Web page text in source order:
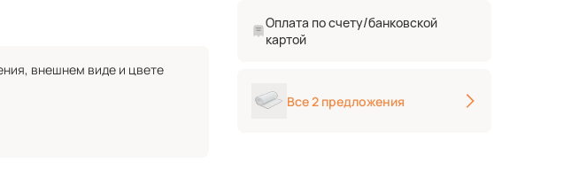
Оплата по счету/банковской
картой
Все 2 предложения
внешнем виде и цвете